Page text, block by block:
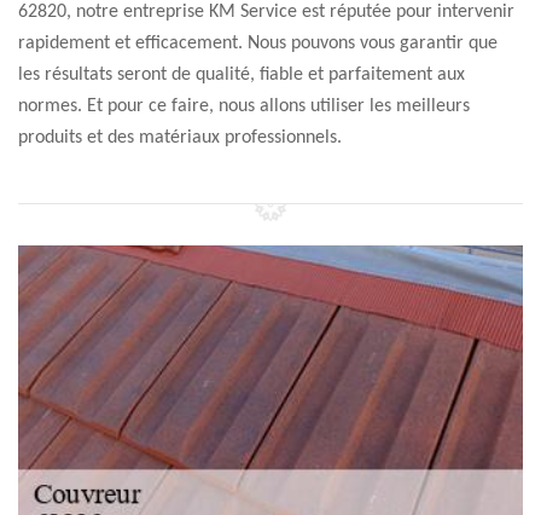
62820, notre entreprise KM Service est réputée pour intervenir
rapidement et efficacement. Nous pouvons vous garantir que
les résultats seront de qualité, fiable et parfaitement aux
normes. Et pour ce faire, nous allons utiliser les meilleurs
produits et des matériaux professionnels.